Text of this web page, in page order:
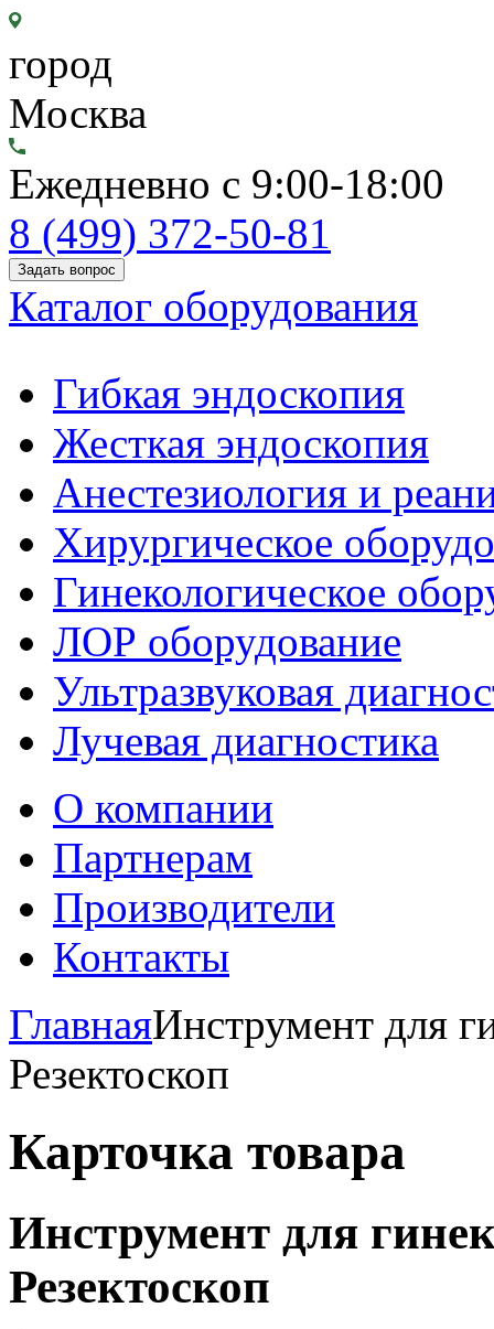
город
Москва
Ежедневно с 9:00-18:00
8 (499) 372-50-81
Задать вопрос
Каталог оборудования
Гибкая эндоскопия
Жесткая эндоскопия
Анестезиология и
Хирургическое
Гинекологическое
ЛОР оборудование
Ультразвуковая
Лучевая диагностика
О компании
Партнерам
Производители
Контакты
ГлавнаяИнструмент для
Резектоскоп
Карточка товара
Инструмент для
Резектоскоп